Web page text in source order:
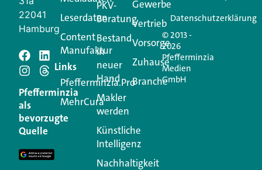
Schreiben Sie einen
Kommentar
Ihre E-Mail-Adresse wird nicht veröffentlicht.
Erforderliche Felder sind mit
Kommentar
22041
Hamburg
Pfefferminzia
als
bevorzugte
Quelle
Leserdaten
Content
Manufaktur
Links
Pfefferminzia.Pro
MehrCura
PKV-
Beratung
Bestand
in
neuer
Hand
Makler
werden
Künstliche
Intelligenz
Nachhaltigkeit
Gewerbe
Vertrieb
Vorsorge
Zuhause
Branche
© 2013 -
2026
Pfefferminzia
Medien
GmbH
Datenschutzerklärung